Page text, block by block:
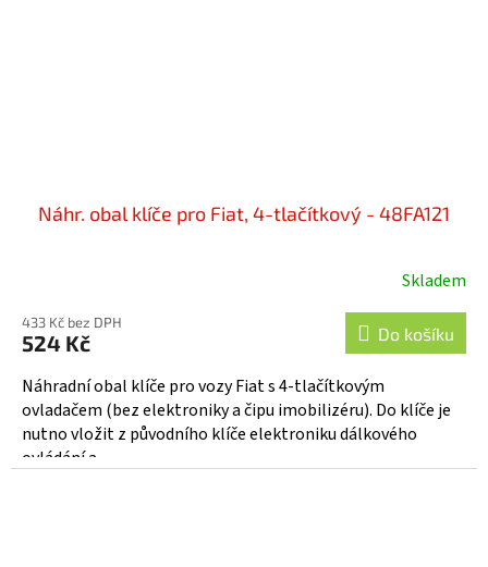
Náhr. obal klíče pro Fiat, 4-tlačítkový - 48FA121
Skladem
433 Kč bez DPH
524 Kč Do košíku
Náhradní obal klíče pro vozy Fiat s 4-tlačítkovým
ovladačem (bez elektroniky a čipu imobilizéru). Do klíče je
nutno vložit z původního klíče elektroniku dálkového
ovládání a...